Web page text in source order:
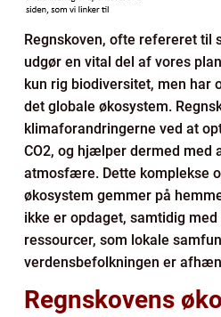
Regnskoven, ofte refereret til
udgør en vital del af vores
kun rig biodiversitet, men har
det globale økosystem.
klimaforandringerne ved at
CO2, og hjælper dermed med
atmosfære. Dette komplekse
økosystem gemmer på
ikke er opdaget, samtidig
ressourcer, som lokale
verdensbefolkningen er
Regnskovens